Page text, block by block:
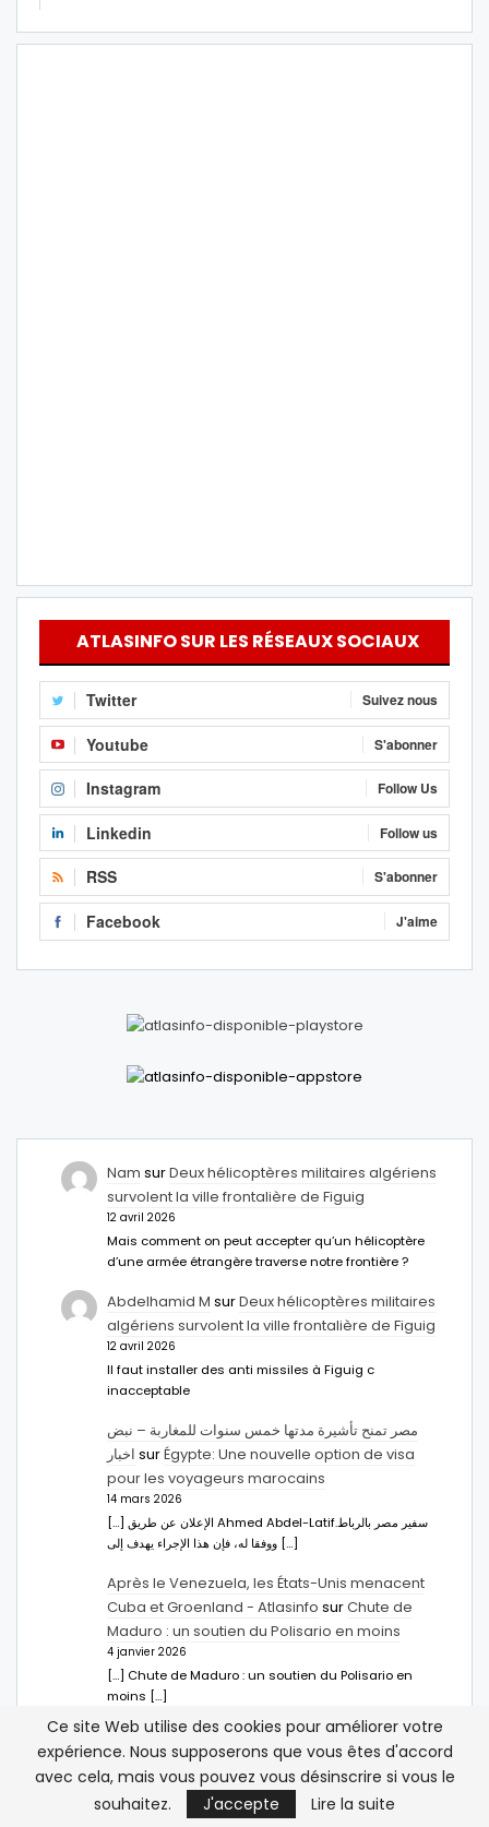
ATLASINFO SUR LES RÉSEAUX SOCIAUX
Twitter Suivez nous
Youtube S'abonner
Instagram Follow Us
Linkedin Follow us
RSS S'abonner
Facebook J'aime
Nam surDeux hélicoptères militaires algériens
survolent la ville frontalière de Figuig
12 avril 2026
Mais comment on peut accepter qu’un hélicoptère
d’une armée étrangère traverse notre frontière ?
Abdelhamid M surDeux hélicoptères militaires
algériens survolent la ville frontalière de Figuig
12 avril 2026
Il faut installer des anti missiles à Figuig c
inacceptable
مصر تمنح تأشيرة مدتها خمس سنوات للمغاربة – نبض
اخبار surÉgypte: Une nouvelle option de visa
pour les voyageurs marocains
14 mars 2026
[…] الإعلان عن طريق Ahmed Abdel-Latifسفير مصر بالرباط.
ووفقا له، فإن هذا الإجراء يهدف إلى […]
Après le Venezuela, les États-Unis menacent
Cuba et Groenland - Atlasinfo surChute de
Maduro : un soutien du Polisario en moins
4 janvier 2026
[…] Chute de Maduro : un soutien du Polisario en
moins […]
Hachim Bennani surLes États-Unis et le
Maghreb : que veut faire Trump ?
21 novembre 2025
omar bendouro vous avez 1000 fois raison, je n'avais
Ce site Web utilise des cookies pour améliorer votre
expérience. Nous supposerons que vous êtes d'accord
avec cela, mais vous pouvez vous désinscrire si vous le
souhaitez.
J'accepte Lire la suite